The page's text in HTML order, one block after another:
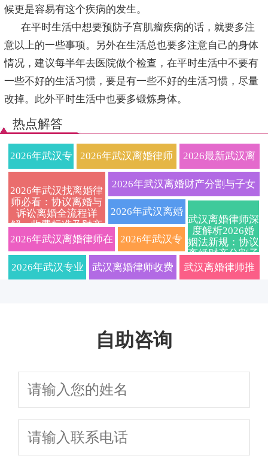
候更是容易有这个疾病的发生。
在平时生活中想要预防子宫肌瘤疾病的话，就要多注
意以上的一些事项。另外在生活总也要多注意自己的身体
情况，建议每半年去医院做个检查，在平时生活中不要有
一些不好的生活习惯，要是有一些不好的生活习惯，尽量
改掉。此外平时生活中也要多锻炼身体。
热点解答
2026年武汉专
线咨询：快速
解答离婚财产
分割、抚养权
争议，本地律
2026年武汉离婚律师
权威解读：武汉离婚
流程、费用标准及财
产分割、子女抚养权
争议解决策略，免费
咨询获取专属离婚方
2026最新武汉离
婚律师收费标准
解，财产分割、
抚养权争夺、离
婚协议避坑指南
2026年武汉找离婚律
师必看：协议离婚与
诉讼离婚全流程详
解、收费标准及财产
分割子女抚养问题免
费在线咨询
2026年武汉离婚财产分割与子女
抚养权纠纷一站式律师咨询指南
（附离婚流程费用详解）
2026年武汉离婚
律师费用标准一
览！权威婚姻家
诉讼/协议离婚财
2026年武汉离婚律师在
线咨询：专业婚姻家事
议，2026年最新法律指
2026年武汉专
业离婚律师在
议离婚与诉讼
产分割及子女
抚养权咨询，
免费评估离婚
武汉离婚律师深
度解析2026婚
姻法新规：协议
离婚财产分割子
女抚养权全流程
避坑指南
2026年武汉专业
一站式法律指南
武汉离婚律师收费
团队在线免费咨
护航
武汉离婚律师推
自助咨询